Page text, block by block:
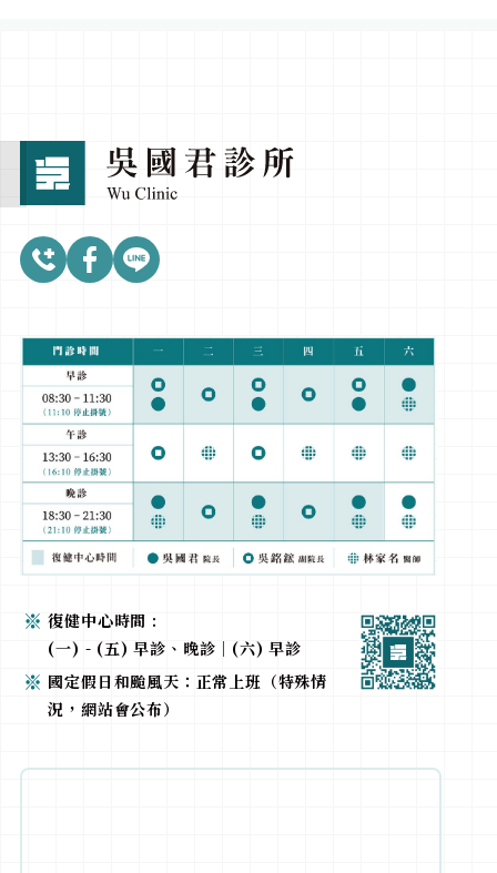
復健中心時間 :
(一) - (五) 早診、晚診｜(六) 早診
國定假日和颱風天：正常上班（特殊情
況，網站會公布）